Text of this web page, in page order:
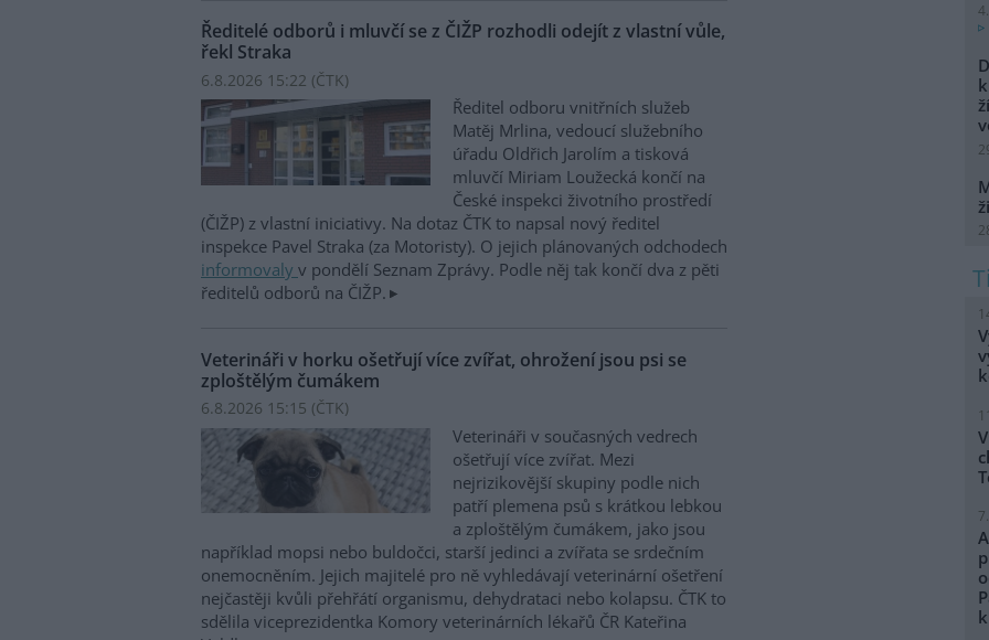
Ředitelé odborů i mluvčí se z ČIŽP rozhodli odejít z vlastní vůle,
řekl Straka
6.8.2026 15:22 (ČTK)
Ředitel odboru vnitřních služeb
Matěj Mrlina, vedoucí služebního
úřadu Oldřich Jarolím a tisková
mluvčí Miriam Loužecká končí na
České inspekci životního prostředí
(ČIŽP) z vlastní iniciativy. Na dotaz ČTK to napsal nový ředitel
inspekce Pavel Straka (za Motoristy). O jejich plánovaných odchodech
informovaly v pondělí Seznam Zprávy. Podle něj tak končí dva z pěti
ředitelů odborů na ČIŽP.
Veterináři v horku ošetřují více zvířat, ohrožení jsou psi se
zploštělým čumákem
6.8.2026 15:15 (ČTK)
Veterináři v současných vedrech
ošetřují více zvířat. Mezi
nejrizikovější skupiny podle nich
patří plemena psů s krátkou lebkou
a zploštělým čumákem, jako jsou
například mopsi nebo buldočci, starší jedinci a zvířata se srdečním
onemocněním. Jejich majitelé pro ně vyhledávají veterinární ošetření
nejčastěji kvůli přehřátí organismu, dehydrataci nebo kolapsu. ČTK to
sdělila viceprezidentka Komory veterinárních lékařů ČR Kateřina